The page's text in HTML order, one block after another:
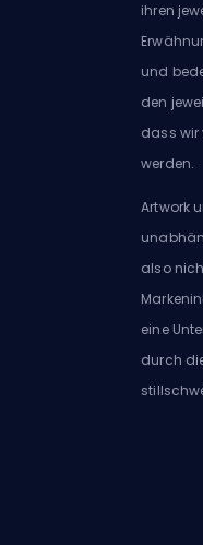
ihren
und
den
dass wir
werden.
Artwork
also
eine
durch